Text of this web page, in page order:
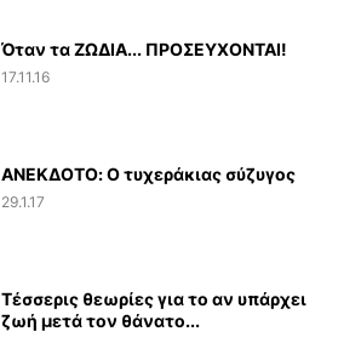
Όταν τα ΖΩΔΙΑ... ΠΡΟΣΕΥΧΟΝΤΑΙ!
17.11.16
ΑΝΕΚΔΟΤΟ: Ο τυχεράκιας σύζυγος
29.1.17
Τέσσερις θεωρίες για το αν υπάρχει
ζωή μετά τον θάνατο...